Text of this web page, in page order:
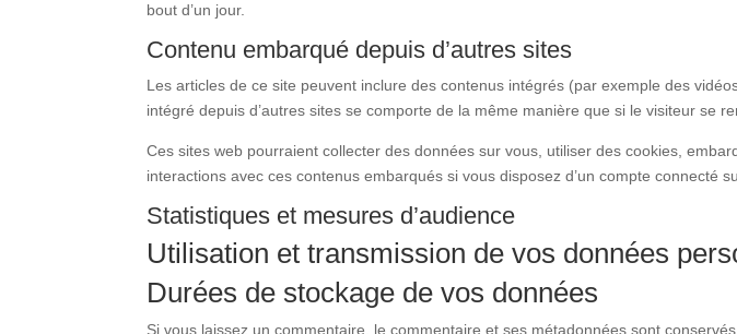
bout d’un jour.
Contenu embarqué depuis d’autres sites
Les articles de ce site peuvent inclure des contenus intégrés (par exemple des
intégré depuis d’autres sites se comporte de la même manière que si le visiteur se
Ces sites web pourraient collecter des données sur vous, utiliser des cookies,
interactions avec ces contenus embarqués si vous disposez d’un compte connecté
Statistiques et mesures d’audience
Utilisation et transmission de vos données
Durées de stockage de vos données
Si vous laissez un commentaire, le commentaire et ses métadonnées sont